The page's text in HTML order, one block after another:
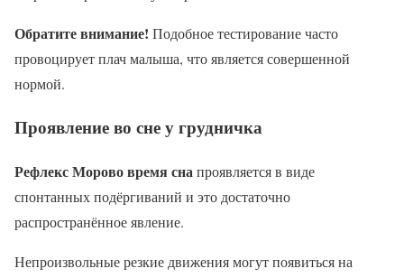
Обратите внимание! Подобное тестирование часто
провоцирует плач малыша, что является совершенной
нормой.
Проявление во сне у грудничка
Рефлекс Морово время снапроявляется в виде
спонтанных подёргиваний и это достаточно
распространённое явление.
Непроизвольные резкие движения могут появиться на